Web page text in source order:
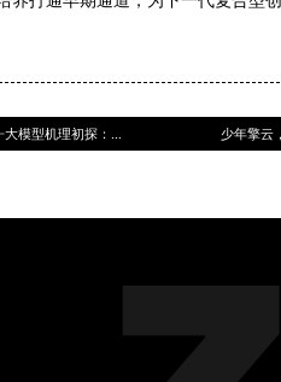
大模型机理初探：从
效率到科学的四维探
少年擎云
| 北京少